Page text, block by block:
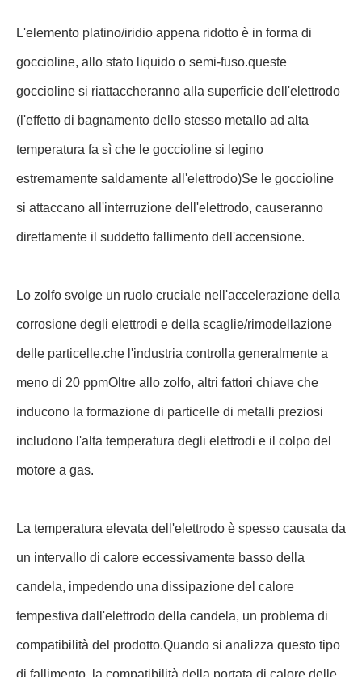
L'elemento platino/iridio appena ridotto è in forma di
goccioline, allo stato liquido o semi-fuso.queste
goccioline si riattaccheranno alla superficie dell'elettrodo
(l'effetto di bagnamento dello stesso metallo ad alta
temperatura fa sì che le goccioline si legino
estremamente saldamente all'elettrodo)Se le goccioline
si attaccano all'interruzione dell'elettrodo, causeranno
direttamente il suddetto fallimento dell'accensione.
Lo zolfo svolge un ruolo cruciale nell'accelerazione della
corrosione degli elettrodi e della scaglie/rimodellazione
delle particelle.che l'industria controlla generalmente a
meno di 20 ppmOltre allo zolfo, altri fattori chiave che
inducono la formazione di particelle di metalli preziosi
includono l'alta temperatura degli elettrodi e il colpo del
motore a gas.
La temperatura elevata dell'elettrodo è spesso causata da
un intervallo di calore eccessivamente basso della
candela, impedendo una dissipazione del calore
tempestiva dall'elettrodo della candela, un problema di
compatibilità del prodotto.Quando si analizza questo tipo
di fallimento, la compatibilità della portata di calore delle